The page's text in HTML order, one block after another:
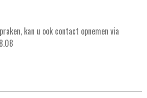
kan u ook contact opnemen via